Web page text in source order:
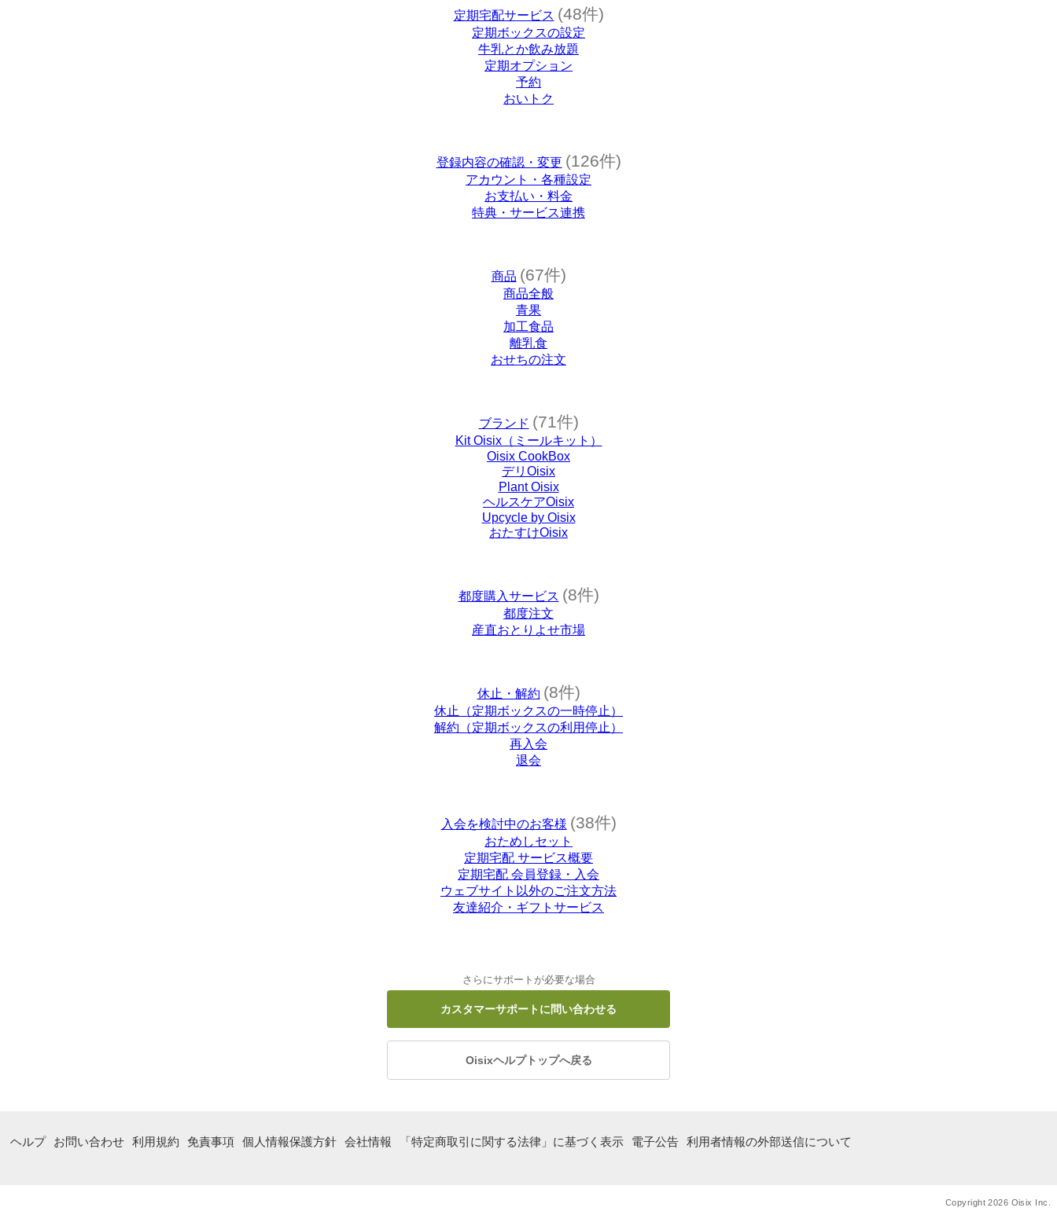
定期宅配サービス (48件)
定期ボックスの設定
牛乳とか飲み放題
定期オプション
予約
おいトク
登録内容の確認・変更 (126件)
アカウント・各種設定
お支払い・料金
特典・サービス連携
商品 (67件)
商品全般
青果
加工食品
離乳食
おせちの注文
ブランド (71件)
Kit Oisix（ミールキット）
Oisix CookBox
デリOisix
Plant Oisix
ヘルスケアOisix
Upcycle by Oisix
おたすけOisix
都度購入サービス (8件)
都度注文
産直おとりよせ市場
休止・解約 (8件)
休止（定期ボックスの一時停止）
解約（定期ボックスの利用停止）
再入会
退会
入会を検討中のお客様 (38件)
おためしセット
定期宅配 サービス概要
定期宅配 会員登録・入会
ウェブサイト以外のご注文方法
友達紹介・ギフトサービス